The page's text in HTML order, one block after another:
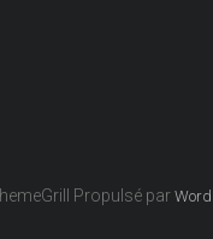
Propulsé par